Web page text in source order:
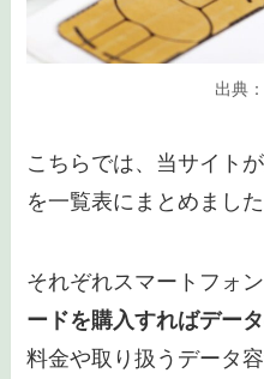
出典：
こちらでは、当サイト
を一覧表にまとめました
それぞれスマートフォ
ードを購入すればデー
料金や取り扱うデータ